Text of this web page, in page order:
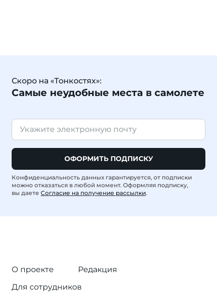
Скоро на «Тонкостях»:
Самые неудобные места в самолете
ОФОРМИТЬ ПОДПИСКУ
Конфиденциальность данных гарантируется, от подписки
можно отказаться в любой момент. Оформляя подписку,
вы даете Согласие на получение рассылки.
О проекте
Редакция
Для сотрудников